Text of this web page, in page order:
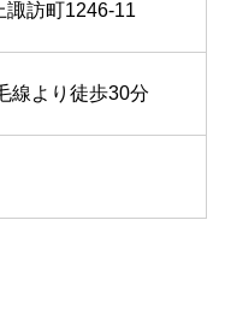
諏訪町1246-11
線より徒歩30分